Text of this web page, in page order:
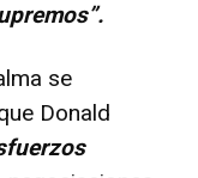
se
Donald